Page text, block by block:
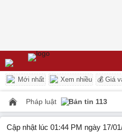
Mới nhất Xem nhiều 💰 Giá
Pháp luật Bản tin 113
Cập nhật lúc 01:44 PM ngày 17/